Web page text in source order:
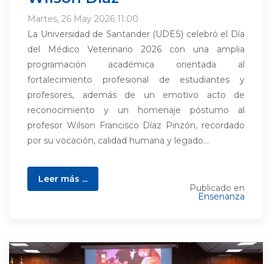
Martes, 26 May 2026 11:00
La Universidad de Santander (UDES) celebró el Día
del Médico Veterinario 2026 con una amplia
programación académica orientada al
fortalecimiento profesional de estudiantes y
profesores, además de un emotivo acto de
reconocimiento y un homenaje póstumo al
profesor Wilson Francisco Díaz Pinzón, recordado
por su vocación, calidad humana y legado...
Leer más ...
Publicado en
Ensenanza